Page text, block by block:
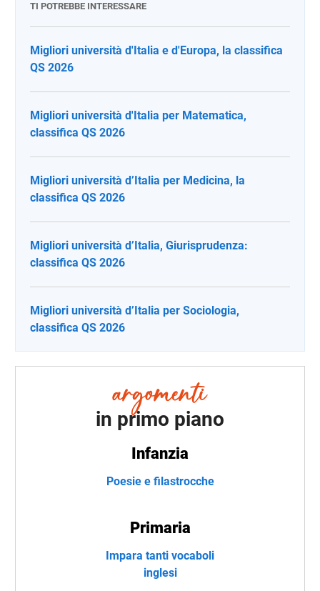
TI POTREBBE INTERESSARE
Migliori università d'Italia e d'Europa, la classifica
QS 2026
Migliori università d'Italia per Matematica,
classifica QS 2026
Migliori università d’Italia per Medicina, la
classifica QS 2026
Migliori università d’Italia, Giurisprudenza:
classifica QS 2026
Migliori università d’Italia per Sociologia,
classifica QS 2026
in primo piano
Infanzia
Poesie e filastrocche
Primaria
Impara tanti vocaboli
inglesi